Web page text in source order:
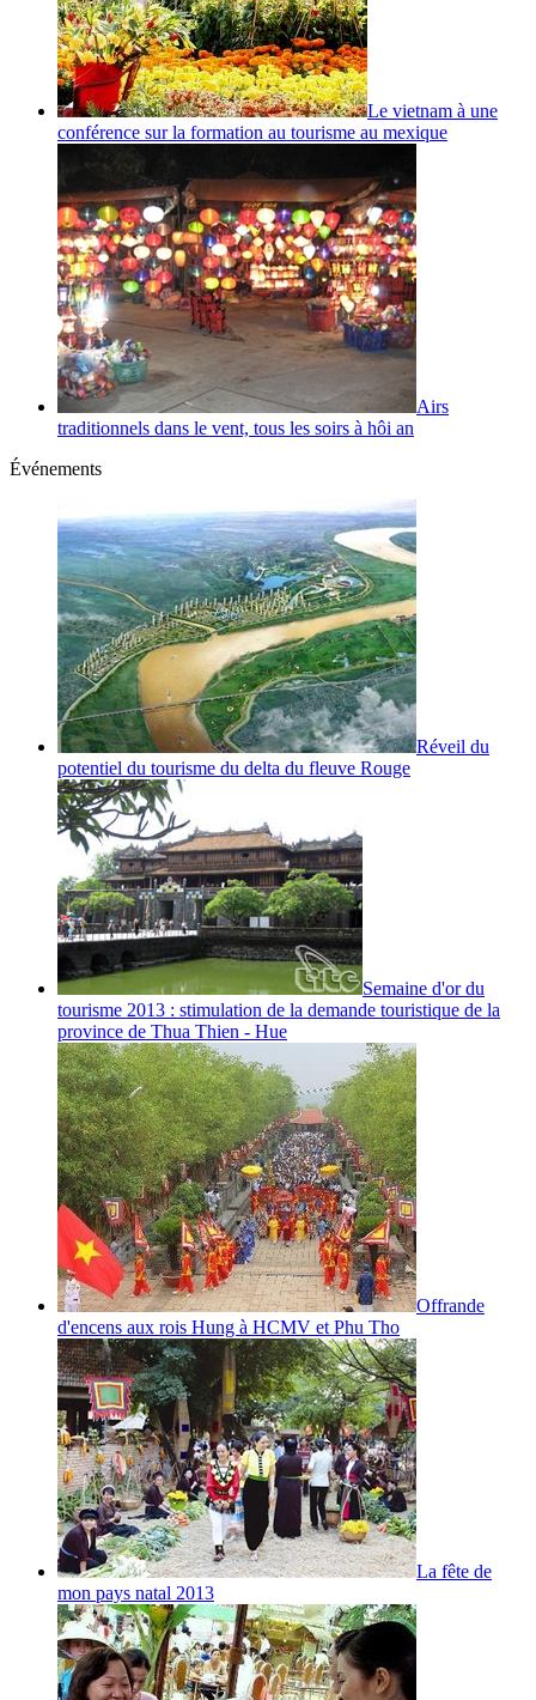
Le vietnam à une
conférence sur la formation au tourisme au mexique
Airs
traditionnels dans le vent, tous les soirs à hôi an
Événements
Réveil du
potentiel du tourisme du delta du fleuve Rouge
Semaine d'or du
tourisme 2013 : stimulation de la demande touristique de la
province de Thua Thien - Hue
Offrande
d'encens aux rois Hung à HCMV et Phu Tho
La fête de
mon pays natal 2013